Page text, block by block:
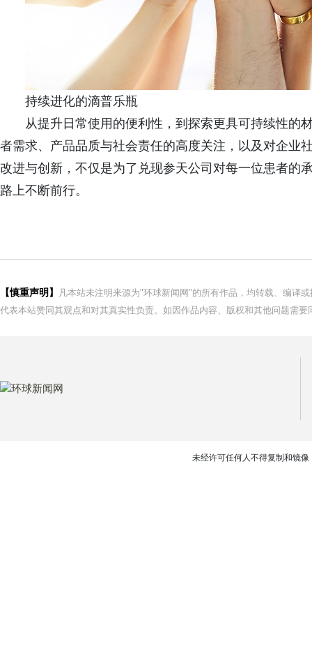
持续进化的滴普乐瓶
从提升日常使用的便利性，到探索更具可持续性的
者需求、产品品质与社会责任的高度关注，以及对企业
改进与创新，不仅是为了兑现参天公司对每一位患者的
路上不断前行。
【慎重声明】
凡本站未注明来源为"环球新闻网"的所有作品，均转载、编译
代表本站赞同其观点和对其真实性负责。如因作品内容、版权和其他问题需
未经许可任何人不得复制和镜